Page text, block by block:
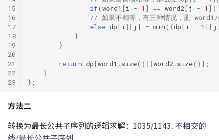
15
16
17
18
19
20
21
22
23
if(word1 [i - 1 ] == word2[ j - 1 ])
// 如果不相等，有三种情况，删
else dp[i ][ j ] = min({dp[i - 1 ][ j
}
}
return dp[word1 . size()][word2 . size()];
}
};
方法二
转换为最长公共子序列的逻辑求解： 1035/1143. 不相交的
线/最长公共子序列